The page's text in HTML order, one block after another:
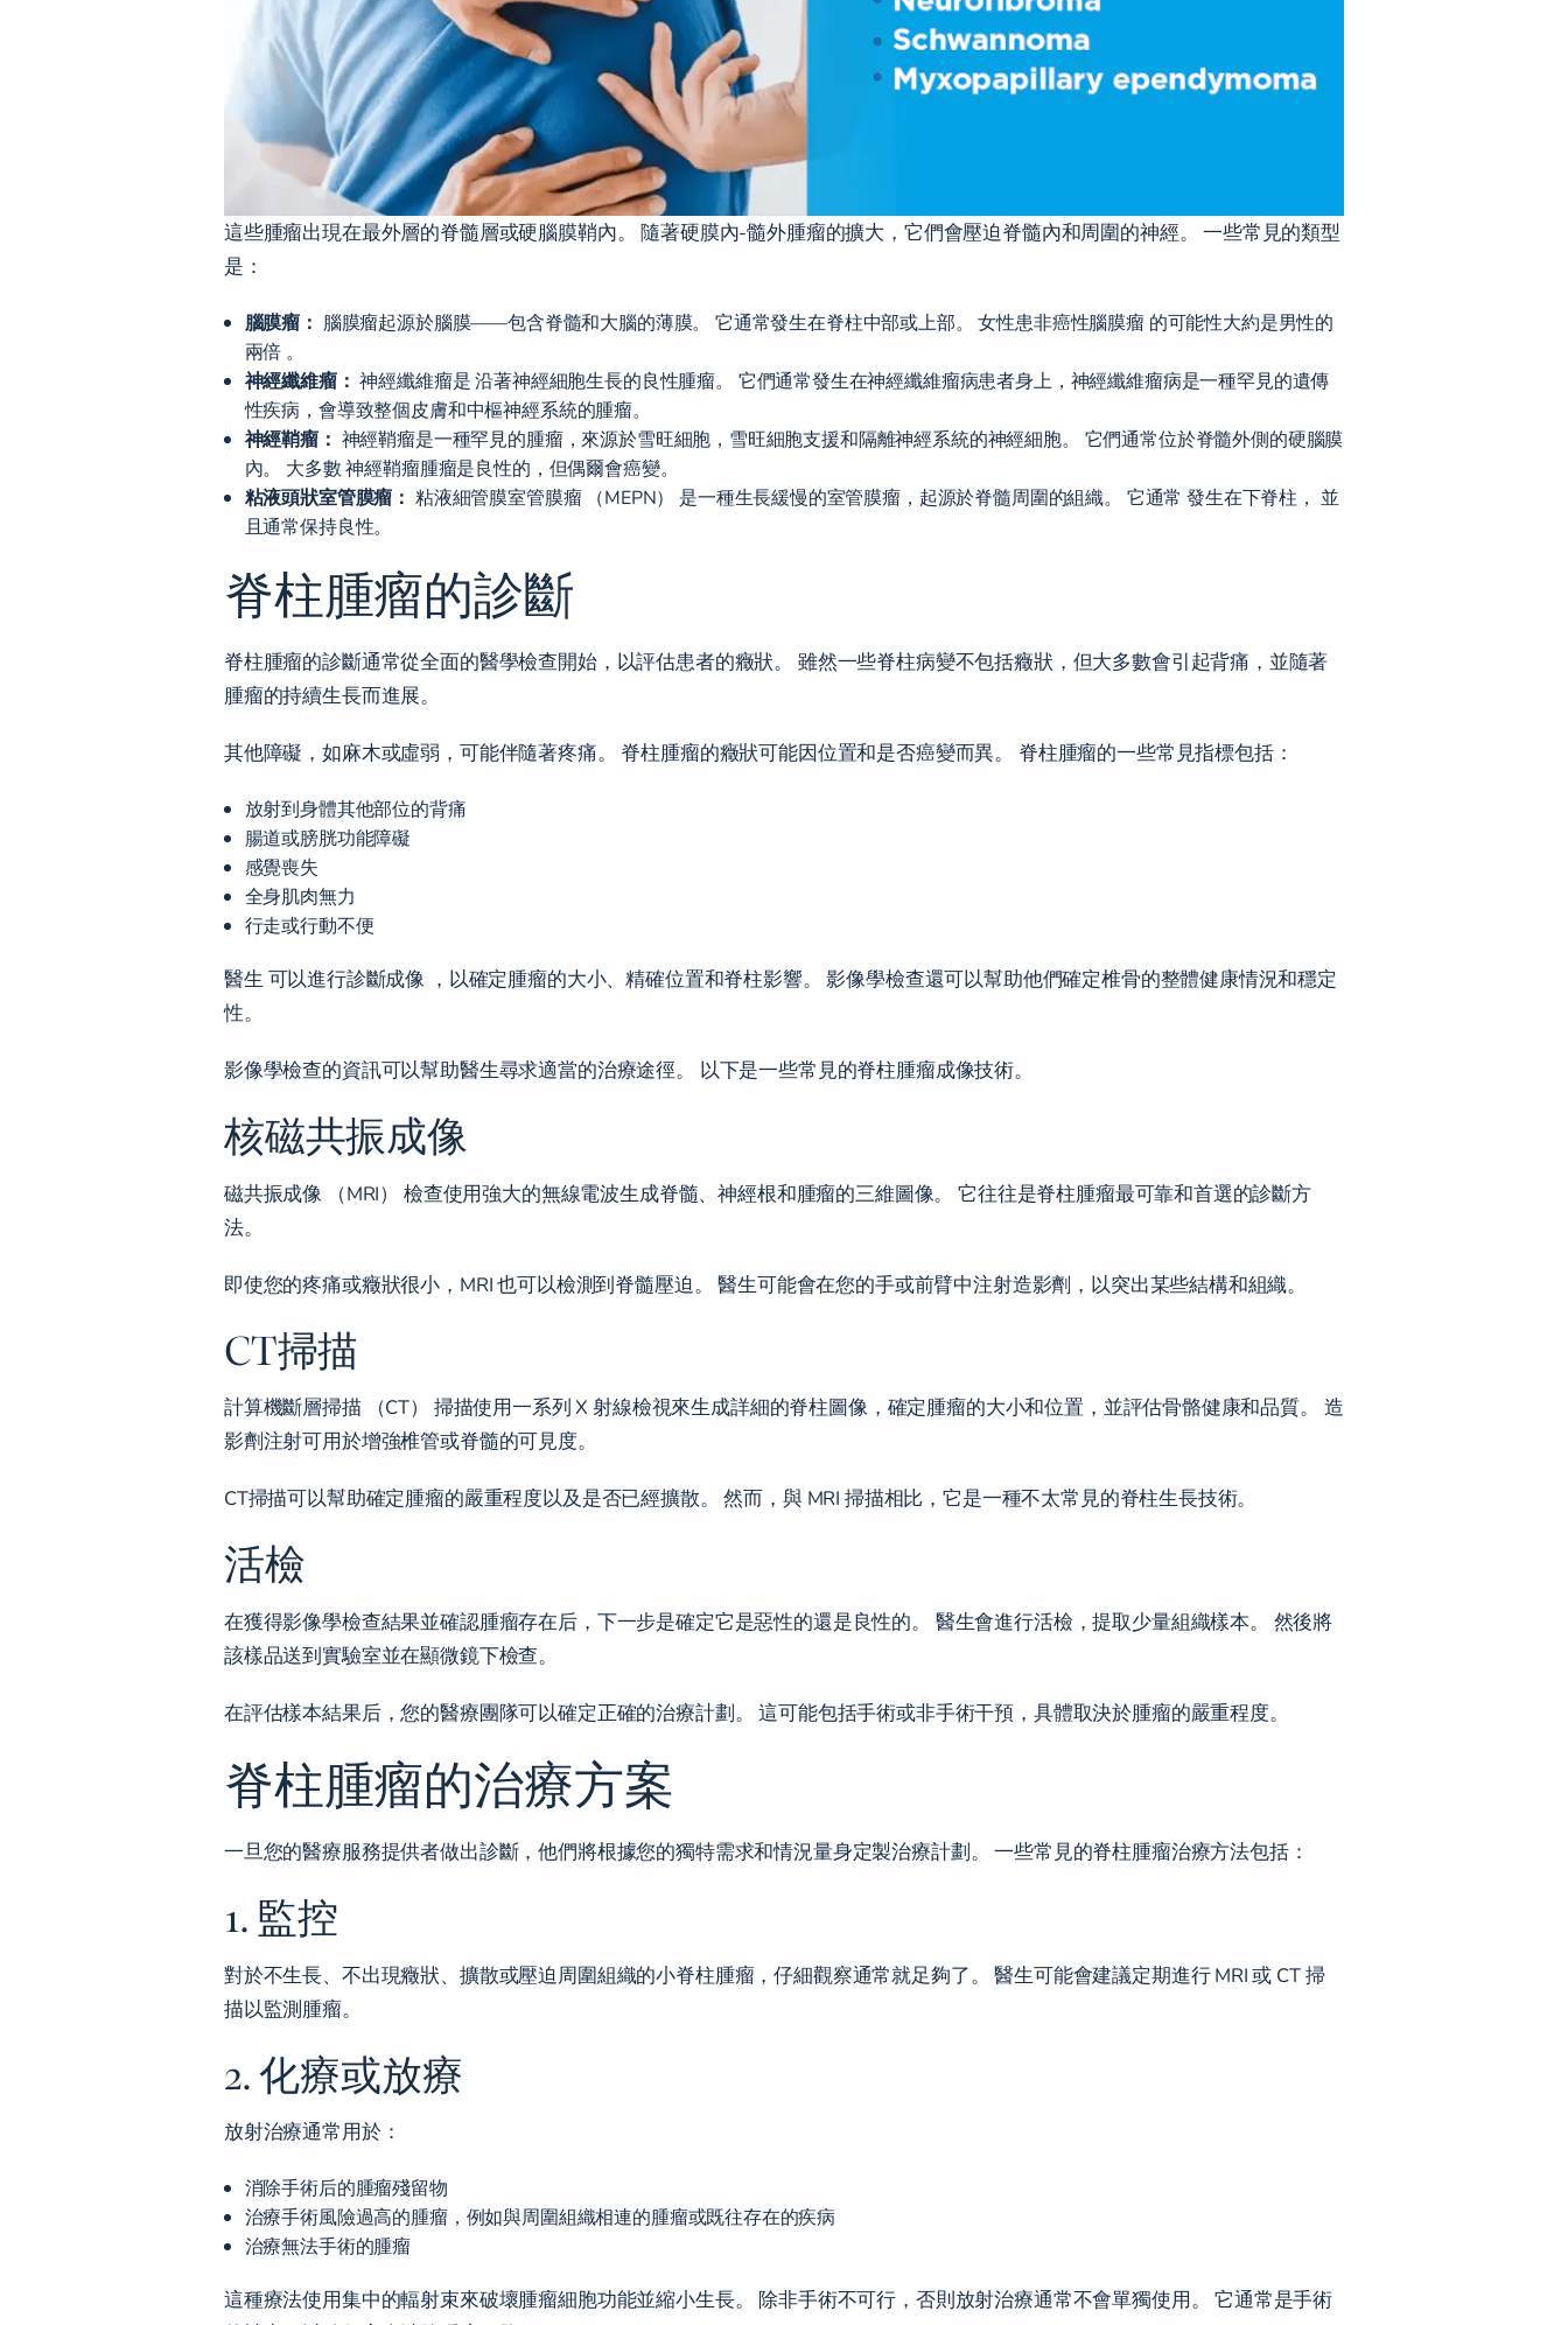
這些腫瘤出現在最外層的脊髓層或硬腦膜鞘內。 隨著硬膜內-髓外腫瘤的擴大，它們會壓迫脊髓內和周圍的神經。 一些常見的類型
是：
腦膜瘤： 腦膜瘤起源於腦膜——包含脊髓和大腦的薄膜。 它通常發生在脊柱中部或上部。 女性患非癌性腦膜瘤 的可能性大約是男性的
兩倍 。
神經纖維瘤：神經纖維瘤是沿著神經細胞生長的良性腫瘤。 它們通常發生在神經纖維瘤病患者身上，神經纖維瘤病是一種罕見的遺傳
性疾病，會導致整個皮膚和中樞神經系統的腫瘤。
神經鞘瘤： 神經鞘瘤是一種罕見的腫瘤，來源於雪旺細胞，雪旺細胞支援和隔離神經系統的神經細胞。 它們通常位於脊髓外側的硬腦膜
內。 大多數神經鞘瘤腫瘤是良性的 ，但偶爾會癌變。
粘液頭狀室管膜瘤： 粘液細管膜室管膜瘤 （MEPN） 是一種生長緩慢的室管膜瘤，起源於脊髓周圍的組織。 它通常發生在下脊柱， 並
且通常保持良性。
脊柱腫瘤的診斷
脊柱腫瘤的診斷通常從全面的醫學檢查開始，以評估患者的癥狀。 雖然一些脊柱病變不包括癥狀，但大多數會引起背痛，並隨著
腫瘤的持續生長而進展。
其他障礙，如麻木或虛弱，可能伴隨著疼痛。 脊柱腫瘤的癥狀可能因位置和是否癌變而異。 脊柱腫瘤的一些常見指標包括：
放射到身體其他部位的背痛
腸道或膀胱功能障礙
感覺喪失
全身肌肉無力
行走或行動不便
醫生 可以進行診斷成像 ，以確定腫瘤的大小、精確位置和脊柱影響。 影像學檢查還可以幫助他們確定椎骨的整體健康情況和穩定
性。
影像學檢查的資訊可以幫助醫生尋求適當的治療途徑。 以下是一些常見的脊柱腫瘤成像技術。
核磁共振成像
磁共振成像 （MRI） 檢查使用強大的無線電波生成脊髓、神經根和腫瘤的三維圖像。 它往往是脊柱腫瘤最可靠和首選的診斷方
法。
即使您的疼痛或癥狀很小，MRI 也可以檢測到脊髓壓迫。 醫生可能會在您的手或前臂中注射造影劑，以突出某些結構和組織。
CT掃描
計算機斷層掃描 （CT） 掃描使用一系列 X 射線檢視來生成詳細的脊柱圖像，確定腫瘤的大小和位置，並評估骨骼健康和品質。 造
影劑注射可用於增強椎管或脊髓的可見度。
CT掃描可以幫助確定腫瘤的嚴重程度以及是否已經擴散。 然而，與 MRI 掃描相比，它是一種不太常見的脊柱生長技術。
活檢
在獲得影像學檢查結果並確認腫瘤存在后，下一步是確定它是惡性的還是良性的。 醫生會進行活檢，提取少量組織樣本。 然後將
該樣品送到實驗室並在顯微鏡下檢查。
在評估樣本結果后，您的醫療團隊可以確定正確的治療計劃。 這可能包括手術或非手術干預，具體取決於腫瘤的嚴重程度。
脊柱腫瘤的治療方案
一旦您的醫療服務提供者做出診斷，他們將根據您的獨特需求和情況量身定製治療計劃。 一些常見的脊柱腫瘤治療方法包括：
1. 監控
對於不生長、不出現癥狀、擴散或壓迫周圍組織的小脊柱腫瘤，仔細觀察通常就足夠了。 醫生可能會建議定期進行 MRI 或 CT 掃
描以監測腫瘤。
2. 化療或放療
放射治療通常用於：
消除手術后的腫瘤殘留物
治療手術風險過高的腫瘤，例如與周圍組織相連的腫瘤或既往存在的疾病
治療無法手術的腫瘤
這種療法使用集中的輻射束來破壞腫瘤細胞功能並縮小生長。 除非手術不可行，否則放射治療通常不會單獨使用。 它通常是手術